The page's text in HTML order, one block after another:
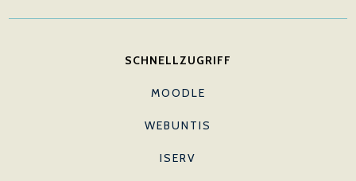
SCHNELLZUGRIFF
MOODLE
WEBUNTIS
ISERV